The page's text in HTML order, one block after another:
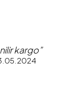
kargo”